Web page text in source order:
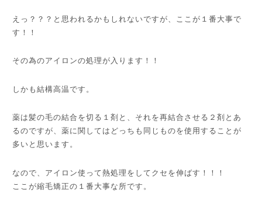
えっ？？？と思われるかもしれないですが、ここが１番大事で
す！！
その為のアイロンの処理が入ります！！
しかも結構高温です。
薬は髪の毛の結合を切る１剤と、それを再結合させる２剤とあ
るのですが、薬に関してはどっちも同じものを使用することが
多いと思います。
なので、アイロン使って熱処理をしてクセを伸ばす！！！
ここが縮毛矯正の１番大事な所です。